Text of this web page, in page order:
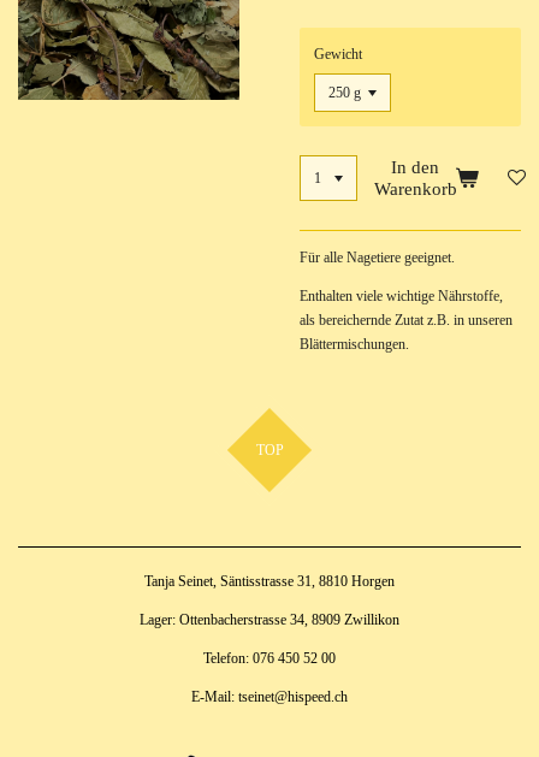
Gewicht
In den
Warenkorb
Für alle Nagetiere geeignet.
Enthalten viele wichtige Nährstoffe,
als bereichernde Zutat z.B. in unseren
Blättermischungen.
TOP
Tanja Seinet, Säntisstrasse 31, 8810 Horgen
Lager: Ottenbacherstrasse 34, 8909 Zwillikon
Telefon: 076 450 52 00
E-Mail: tseinet@hispeed.ch